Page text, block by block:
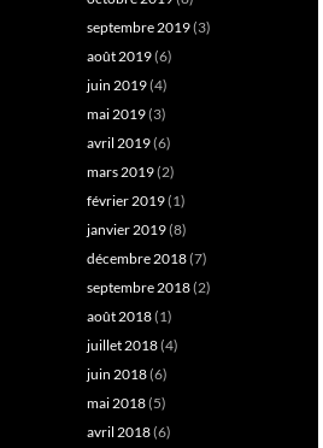
septembre 2019(3)
août 2019(6)
juin 2019(4)
mai 2019(3)
avril 2019(6)
mars 2019(2)
février 2019(1)
janvier 2019(8)
décembre 2018(7)
septembre 2018(2)
août 2018(1)
juillet 2018(4)
juin 2018(6)
mai 2018(5)
avril 2018(6)